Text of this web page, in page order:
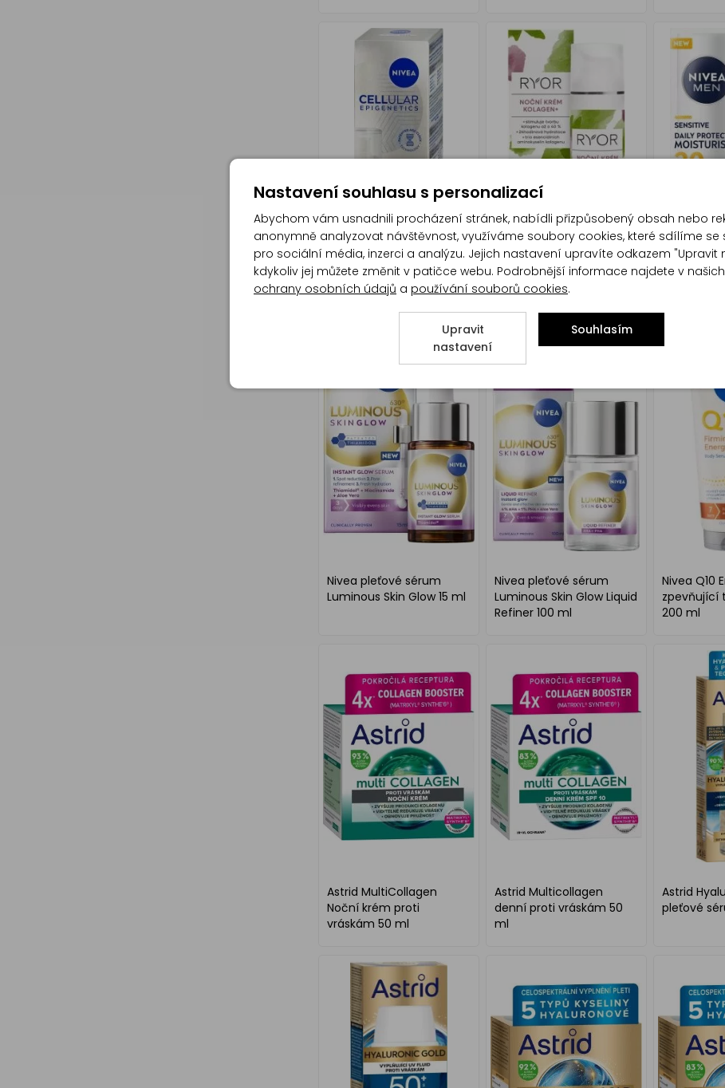
Nivea Cellular Epigenetics
omlazující sérum
Ryor Kolagen+ noční
krém v dávkovači 50 ml
Nivea Men
Nivea pleťové sérum
Luminous Skin Glow 15 ml
Nivea pleťové sérum
Luminous Skin Glow Liquid
Refiner 100 ml
Nivea Q10
zpevňující
200 ml
Astrid MultiCollagen
Noční krém proti
vráskám 50 ml
Astrid Multicollagen
denní proti vráskám 50
ml
Astrid
pleťové
Nastavení souhlasu s personalizací
Abychom vám usnadnili procházení stránek, nabídli přizpůsobený obsah nebo
anonymně analyzovat návštěvnost, využíváme soubory cookies, které sdílíme se
pro sociální média, inzerci a analýzu. Jejich nastavení upravíte odkazem "Upravit
kdykoliv jej můžete změnit v patičce webu. Podrobnější informace najdete v našich
ochrany osobních údajů a používání souborů cookies.
Upravit
nastavení
Souhlasím